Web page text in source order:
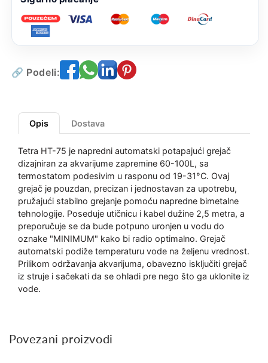
🔗 Podeli:
Opis Dostava
Tetra HT-75 je napredni automatski potapajući grejač
dizajniran za akvarijume zapremine 60-100L, sa
termostatom podesivim u rasponu od 19-31°C. Ovaj
grejač je pouzdan, precizan i jednostavan za upotrebu,
pružajući stabilno grejanje pomoću napredne bimetalne
tehnologije. Poseduje utičnicu i kabel dužine 2,5 metra, a
preporučuje se da bude potpuno uronjen u vodu do
oznake "MINIMUM" kako bi radio optimalno. Grejač
automatski podiže temperaturu vode na željenu vrednost.
Prilikom održavanja akvarijuma, obavezno isključiti grejač
iz struje i sačekati da se ohladi pre nego što ga uklonite iz
vode.
Povezani proizvodi